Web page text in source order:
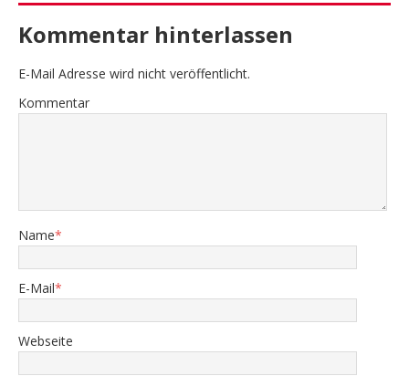
Kommentar hinterlassen
E-Mail Adresse wird nicht veröffentlicht.
Kommentar
Name*
E-Mail*
Webseite